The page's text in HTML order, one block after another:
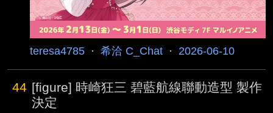
teresa4785 · 希洽 C_Chat · 2026-06-10
44 [figure] 時崎狂三 碧藍航線聯動造型 製作
決定